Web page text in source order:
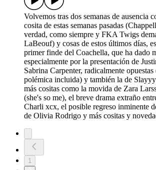
Volvemos tras dos semanas de ausencia
cosita de estas semanas pasadas
verdad, como siempre y FKA Twigs
LaBeouf) y cosas de estos últimos días,
primer finde del Coachella, que ha dado
especialmente por la presentación de
Sabrina Carpenter, radicalmente
polémica incluida) y también la de
más cositas como la movida de Zara
(she's so me), el breve drama extraño
Charli xcx, el posible regreso inminente
de Olivia Rodrigo y más cositas y
1